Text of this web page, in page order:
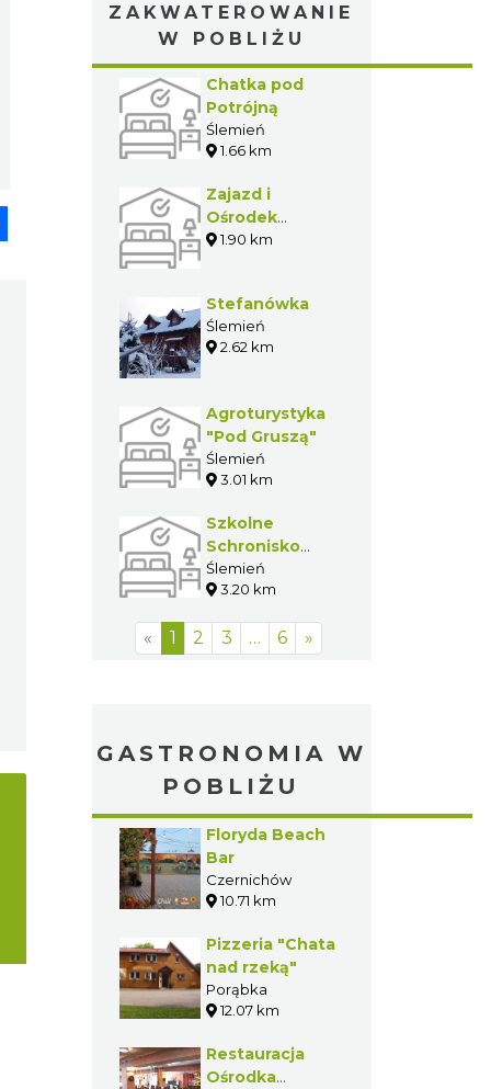
ZAKWATEROWANIE
W POBLIŻU
Chatka pod
Potrójną
Ślemień
1.66 km
Zajazd i
Ośrodek
Konferencyjno-
1.90 km
Stefanówka
Ślemień
2.62 km
Agroturystyka
"Pod Gruszą"
Ślemień
3.01 km
Szkolne
Schronisko
Młodzieżowe
Ślemień
Ślemień
3.20 km
« 1 2 3 … 6 »
GASTRONOMIA W
POBLIŻU
Floryda Beach
Bar
Czernichów
10.71 km
Pizzeria "Chata
nad rzeką"
Porąbka
12.07 km
Restauracja
Ośrodka